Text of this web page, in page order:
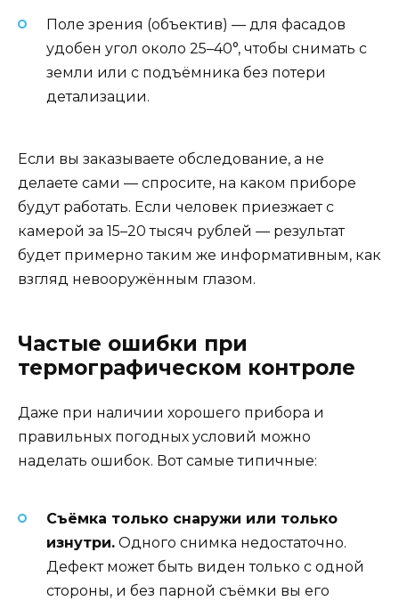
Поле зрения (объектив) — для фасадов
удобен угол около 25–40°, чтобы снимать с
земли или с подъёмника без потери
детализации.
Если вы заказываете обследование, а не
делаете сами — спросите, на каком приборе
будут работать. Если человек приезжает с
камерой за 15–20 тысяч рублей — результат
будет примерно таким же информативным, как
взгляд невооружённым глазом.
Частые ошибки при
термографическом контроле
Даже при наличии хорошего прибора и
правильных погодных условий можно
наделать ошибок. Вот самые типичные:
Съёмка только снаружи или только
изнутри. Одного снимка недостаточно.
Дефект может быть виден только с одной
стороны, и без парной съёмки вы его